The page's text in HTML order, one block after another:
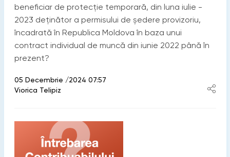
beneficiar de protecție temporară, din luna iulie -
2023 deținător a permisului de şedere provizoriu,
încadrată în Republica Moldova în baza unui
contract individual de muncă din iunie 2022 până în
prezent?
05 Decembrie /2024 07:57
Viorica Telipiz